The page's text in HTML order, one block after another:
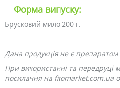
Форма випуску:
Брусковий мило 200 г.
Дана продукція не є
При використанні та передруці
посилання на fitomarket.com.ua